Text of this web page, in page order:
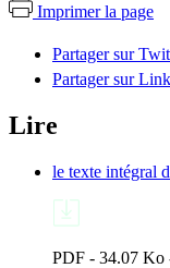
Imprimer la page
Partager sur
Partager sur
Lire
le texte intégral
PDF - 34.07 Ko